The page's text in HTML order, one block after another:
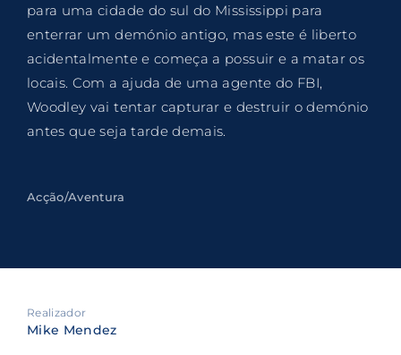
para uma cidade do sul do Mississippi para
enterrar um demónio antigo, mas este é liberto
acidentalmente e começa a possuir e a matar os
locais. Com a ajuda de uma agente do FBI,
Woodley vai tentar capturar e destruir o demónio
antes que seja tarde demais.
Acção/Aventura
Realizador
Mike Mendez